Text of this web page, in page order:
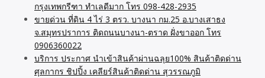
กรุงเทพกรีฑา ทำเลดีมาก โทร 098-428-2935
ขายด่วน ที่ดิน 4 ไร่ 3 ตรว. บางนา กม.25 อ.บางเสาธง
จ.สมุทรปราการ ติดถนนบางนา-ตราด ฝั่งขาออก โทร
0906360022
บริการ ประกาศ นำเข้าสินค้าผ่านฉลุย100% สินค้าติดด่าน
ศุลกากร ชิปปิ้ง เคลียร์สินค้าติดด่าน สุวรรณภูมิ